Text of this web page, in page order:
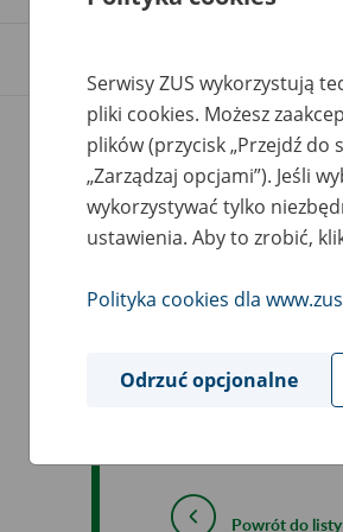
10 2013
Szanowni Państwo,
Z przyczyn natury
związanych z
2013 od godziny
opóźnienia w
niektórych
Powrót do listy
Serwisy ZUS wykorzystują
pliki cookies. Możesz
plików (przycisk „Przejdź
„Zarządzaj opcjami”). Jeśli
wykorzystywać tylko
ustawienia. Aby to zrobić,
Polityka cookies dla
Odrzuć opcjonalne